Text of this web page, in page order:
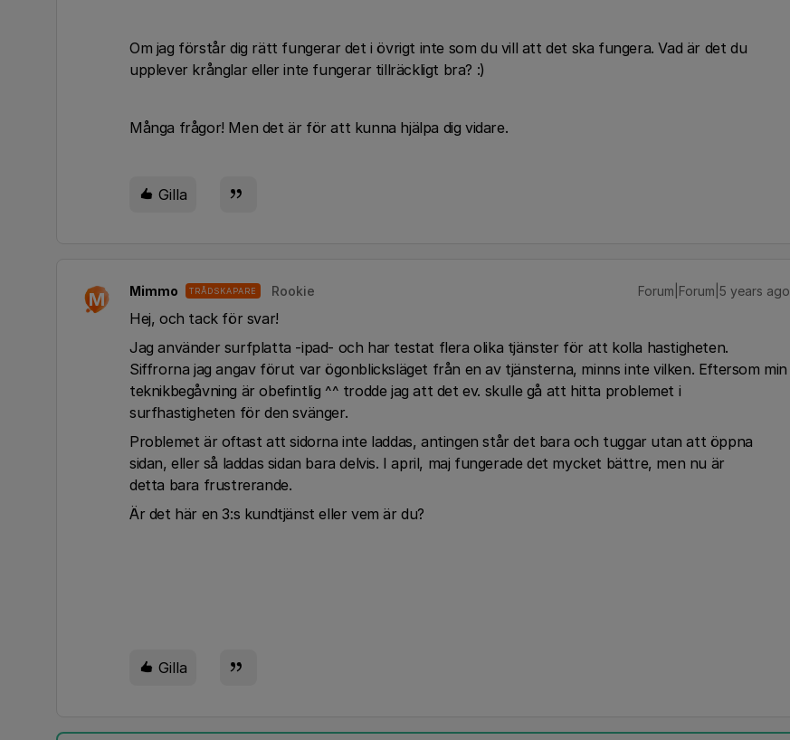
Om jag förstår dig rätt fungerar det i övrigt inte som du vill att det ska fungera. Vad är det du
upplever krånglar eller inte fungerar tillräckligt bra? :)
Många frågor! Men det är för att kunna hjälpa dig vidare.
Gilla
M Mimmo TRÅDSKAPARE Rookie Forum|Forum|5 years ago
Hej, och tack för svar!
Jag använder surfplatta -ipad- och har testat flera olika tjänster för att kolla hastigheten.
Siffrorna jag angav förut var ögonblicksläget från en av tjänsterna, minns inte vilken. Eftersom min
teknikbegåvning är obefintlig ^^ trodde jag att det ev. skulle gå att hitta problemet i
surfhastigheten för den svänger.
Problemet är oftast att sidorna inte laddas, antingen står det bara och tuggar utan att öppna
sidan, eller så laddas sidan bara delvis. I april, maj fungerade det mycket bättre, men nu är
detta bara frustrerande.
Är det här en 3:s kundtjänst eller vem är du?
Gilla